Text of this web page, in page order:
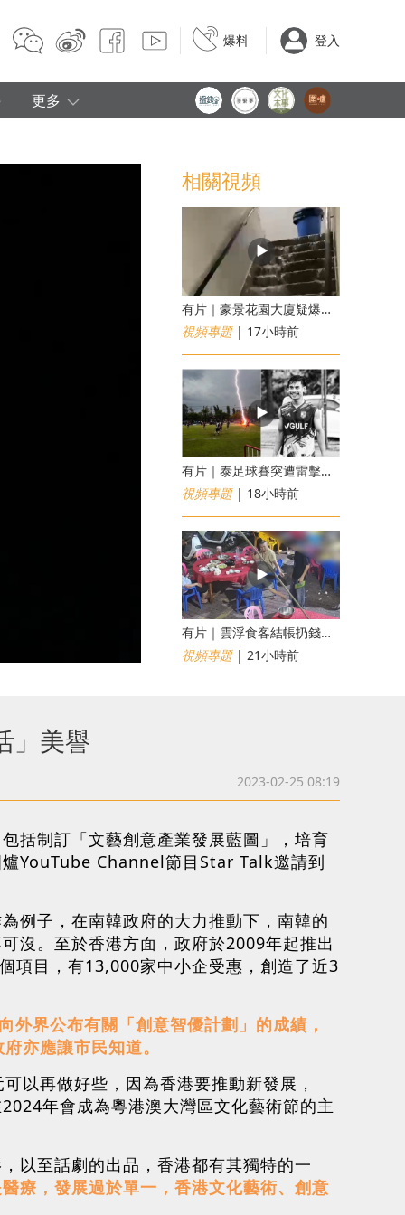
爆料 登入
更多
相關視頻
有片｜豪景花園大廈疑爆消防喉 後樓梯慘變瀑布
視頻專題| 17小時前
有片｜泰足球賽突遭雷擊釀1死12傷 24歲球員被閃電劈中亡
視頻專題| 18小時前
​有片｜雲浮食客結帳扔錢落地施辱 店員找贖時還施彼身獲老闆肯定
視頻專題| 21小時前
」美譽
2023-02-25 08:19
括制訂「文藝創意產業發展藍圖」，培育
YouTube Channel節目Star Talk邀請到
例子，在南韓政府的大力推動下，南韓的
沒。至於香港方面，政府於2009年起推出
項目，有13,000家中小企受惠，創造了近3
界公布有關「創意智優計劃」的成績，
亦應讓市民知道。
以再做好些，因為香港要推動新發展，
年會成為粵港澳大灣區文化藝術節的主
以至話劇的出品，香港都有其獨特的一
療，發展過於單一，香港文化藝術、創意